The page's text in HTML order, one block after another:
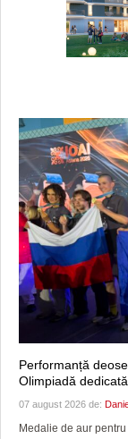
Performanță
Olimpiadă
07 august 2026 de:
Medalie de aur